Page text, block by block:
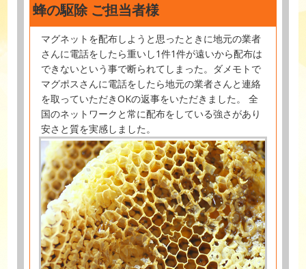
蜂の駆除 ご担当者様
マグネットを配布しようと思ったときに地元の業者
さんに電話をしたら重いし1件1件が遠いから配布は
できないという事で断られてしまった。ダメモトで
マグポスさんに電話をしたら地元の業者さんと連絡
を取っていただきOKの返事をいただきました。 全
国のネットワークと常に配布をしている強さがあり
安さと質を実感しました。